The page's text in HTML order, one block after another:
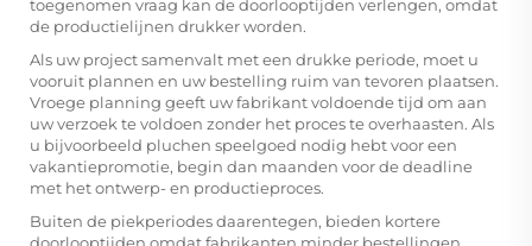
toegenomen vraag kan de doorlooptijden verlengen, omdat
de productielijnen drukker worden.
Als uw project samenvalt met een drukke periode, moet u
vooruit plannen en uw bestelling ruim van tevoren plaatsen.
Vroege planning geeft uw fabrikant voldoende tijd om aan
uw verzoek te voldoen zonder het proces te overhaasten. Als
u bijvoorbeeld pluchen speelgoed nodig hebt voor een
vakantiepromotie, begin dan maanden voor de deadline
met het ontwerp- en productieproces.
Buiten de piekperiodes daarentegen, bieden kortere
doorlooptijden omdat fabrikanten minder bestellingen